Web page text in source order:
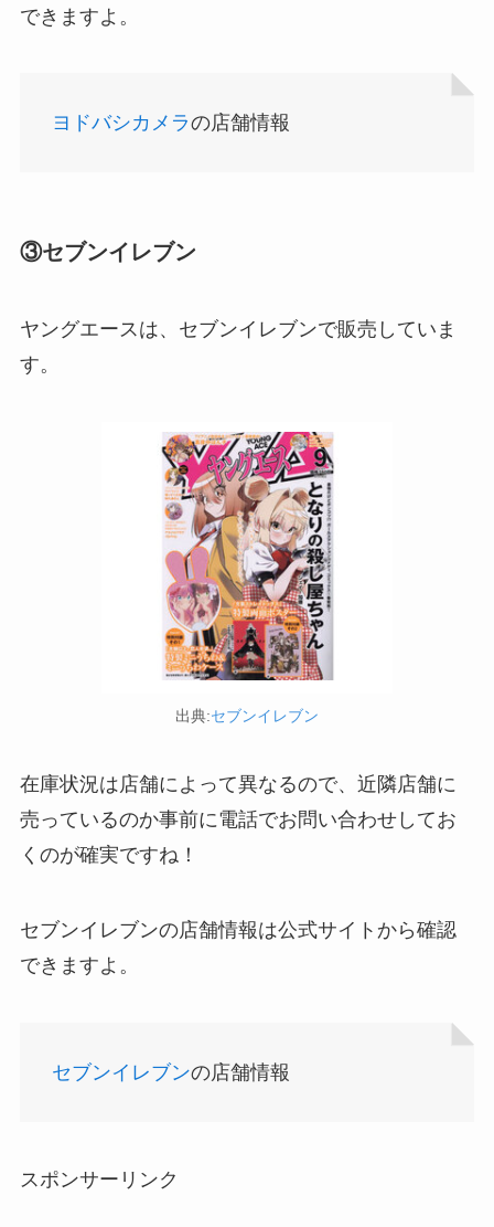
食紅はどこで買える？ダイソーやセリアなどの100
トアで買える！
LANケーブルはどこで買える？ドンキや100均に売
できますよ。
ヨドバシカメラの店舗情報
③セブンイレブン
ヤングエースは、セブンイレブンで販売していま
す。
出典:セブンイレブン
在庫状況は店舗によって異なるので、近隣店舗に
売っているのか事前に電話でお問い合わせしてお
くのが確実ですね！
セブンイレブンの店舗情報は公式サイトから確認
できますよ。
セブンイレブンの店舗情報
スポンサーリンク